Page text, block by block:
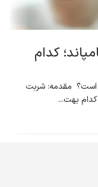
کدام
است؟ مقدمه: شربت
کدام بهت...